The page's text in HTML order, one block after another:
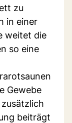
zu
in einer
weitet die
so eine
Gewebe
beiträgt